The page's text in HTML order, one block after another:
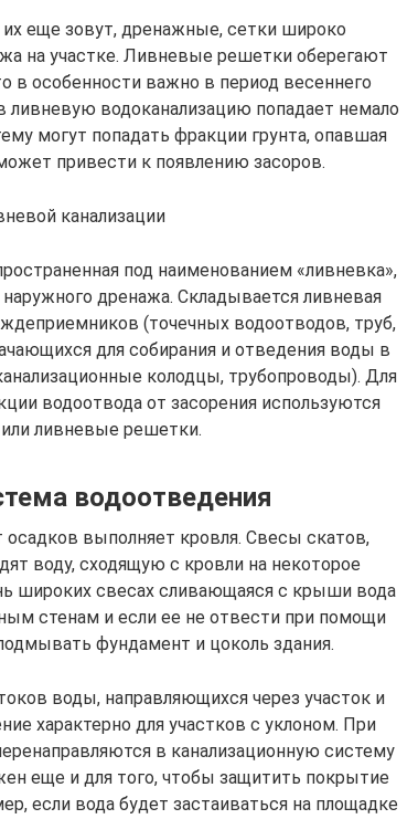
еще зовут, дренажные, сетки широко
на участке. Ливневые решетки оберегают
в особенности важно в период весеннего
ливневую водоканализацию попадает немало
могут попадать фракции грунта, опавшая
привести к появлению засоров.
канализации
под наименованием «ливневка»,
дренажа. Складывается ливневая
(точечных водоотводов, труб,
для собирания и отведения воды в
колодцы, трубопроводы). Для
водоотвода от засорения используются
ливневые решетки.
водоотведения
выполняет кровля. Свесы скатов,
воду, сходящую с кровли на некоторое
широких свесах сливающаяся с крыши вода
стенам и если ее не отвести при помощи
фундамент и цоколь здания.
воды, направляющихся через участок и
характерно для участков с уклоном. При
в канализационную систему
еще и для того, чтобы защитить покрытие
если вода будет застаиваться на площадке